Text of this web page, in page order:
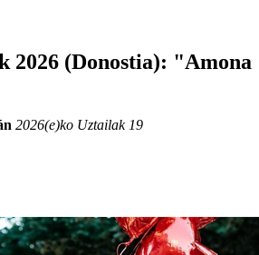
2026 (Donostia): "Amona
2026(e)ko Uztailak 19